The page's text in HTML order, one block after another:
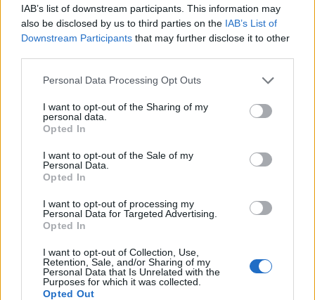
IAB’s list of downstream participants. This information may
also be disclosed by us to third parties on the IAB’s List of
Downstream Participants that may further disclose it to other
Personal Data Processing Opt Outs
I want to opt-out of the Sharing of my
personal data.
Opted In
I want to opt-out of the Sale of my
Personal Data.
Opted In
I want to opt-out of processing my
Personal Data for Targeted Advertising.
Opted In
I want to opt-out of Collection, Use,
Retention, Sale, and/or Sharing of my
Personal Data that Is Unrelated with the
Purposes for which it was collected.
Opted Out
Responder